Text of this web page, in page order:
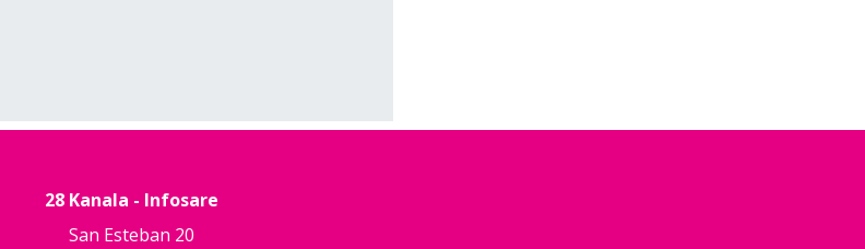
28 Kanala - Infosare
San Esteban 20